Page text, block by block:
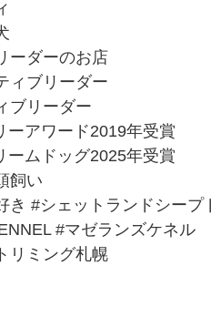
ーダーのお店
ィブリーダー
ブリーダー
ーアワード2019年受賞
ームドッグ2025年受賞
飼い
き #シェットランドシー
#マゼランズケネル
リミング札幌